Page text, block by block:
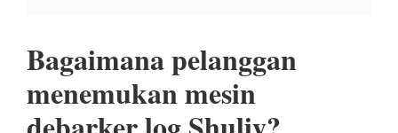
Bagaimana pelanggan
menemukan mesin